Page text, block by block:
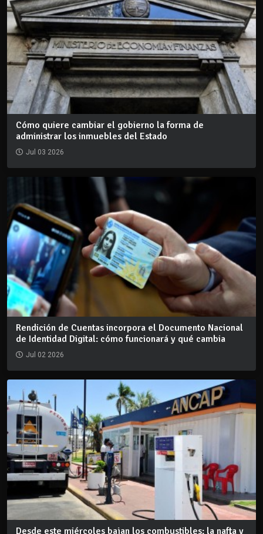
Cómo quiere cambiar el gobierno la forma de
administrar los inmuebles del Estado
Jul 03 2026
Rendición de Cuentas incorpora el Documento Nacional
de Identidad Digital: cómo funcionará y qué cambia
Jul 02 2026
Desde este miércoles bajan los combustibles: la nafta y